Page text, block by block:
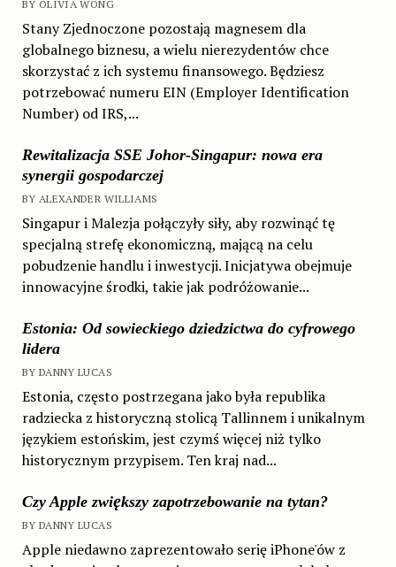
BY OLIVIA WONG
Stany Zjednoczone pozostają magnesem dla
globalnego biznesu, a wielu nierezydentów chce
skorzystać z ich systemu finansowego. Będziesz
potrzebować numeru EIN (Employer Identification
Number) od IRS,...
Rewitalizacja SSE Johor-Singapur: nowa era
synergii gospodarczej
BY ALEXANDER WILLIAMS
Singapur i Malezja połączyły siły, aby rozwinąć tę
specjalną strefę ekonomiczną, mającą na celu
pobudzenie handlu i inwestycji. Inicjatywa obejmuje
innowacyjne środki, takie jak podróżowanie...
Estonia: Od sowieckiego dziedzictwa do cyfrowego
lidera
BY DANNY LUCAS
Estonia, często postrzegana jako była republika
radziecka z historyczną stolicą Tallinnem i unikalnym
językiem estońskim, jest czymś więcej niż tylko
historycznym przypisem. Ten kraj nad...
Czy Apple zwiększy zapotrzebowanie na tytan?
BY DANNY LUCAS
Apple niedawno zaprezentowało serię iPhone'ów z